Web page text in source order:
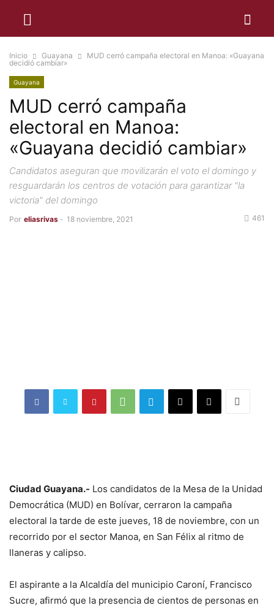
Inicio Guayana
MUD cerró campaña electoral en Manoa: «Guayana
decidió cambiar»
Guayana
MUD cerró campaña
electoral en Manoa:
«Guayana decidió cambiar»
Candidatos aseguran que movilizarán el voto el domingo y
resguardarán los centros de votación para garantizar "la
victoria" del domingo
Por eliasrivas - 18 noviembre, 2021 461
Ciudad Guayana.- Los candidatos de la Mesa de la Unidad
Democrática (MUD) en Bolívar, cerraron la campaña
electoral la tarde de este jueves, 18 de noviembre, con un
recorrido por el sector Manoa, en San Félix al ritmo de
llaneras y calipso.
El aspirante a la Alcaldía del municipio Caroní, Francisco
Sucre, afirmó que la presencia de cientos de personas en